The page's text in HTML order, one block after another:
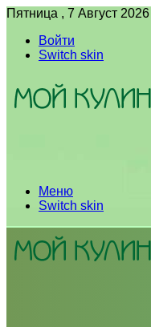
Пятница , 7 Август 2026
Войти
Switch skin
Меню
Switch skin